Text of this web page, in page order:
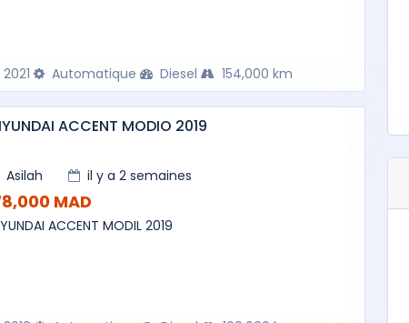
2021 Automatique Diesel 154,000 km
ACCENT MODIO 2019
Asilah il y a 2 semaines
MAD
ACCENT MODIL 2019